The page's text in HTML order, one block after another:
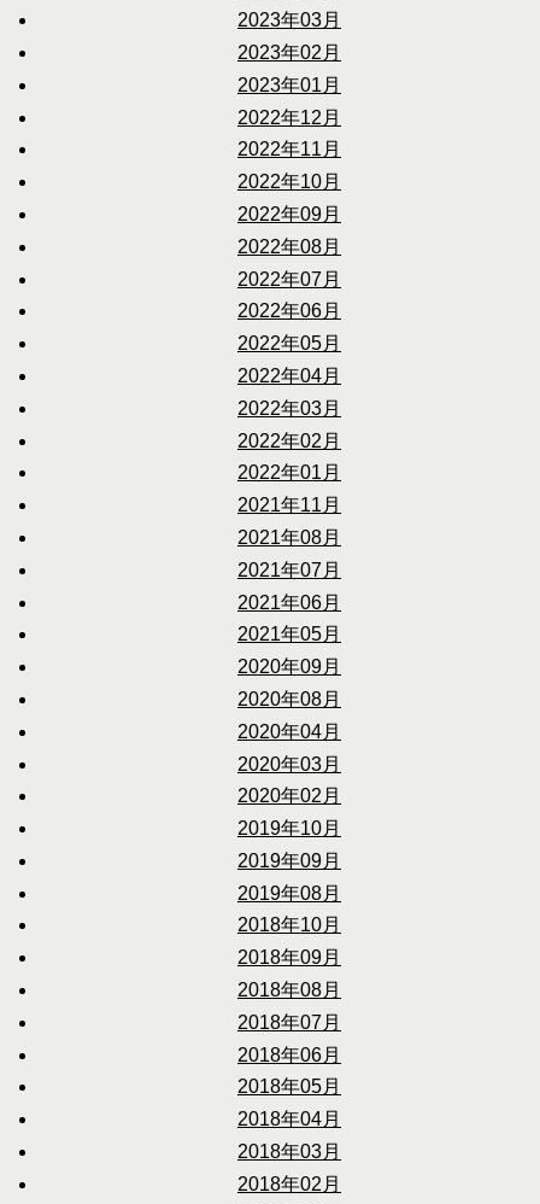
2023年03月
2023年02月
2023年01月
2022年12月
2022年11月
2022年10月
2022年09月
2022年08月
2022年07月
2022年06月
2022年05月
2022年04月
2022年03月
2022年02月
2022年01月
2021年11月
2021年08月
2021年07月
2021年06月
2021年05月
2020年09月
2020年08月
2020年04月
2020年03月
2020年02月
2019年10月
2019年09月
2019年08月
2018年10月
2018年09月
2018年08月
2018年07月
2018年06月
2018年05月
2018年04月
2018年03月
2018年02月